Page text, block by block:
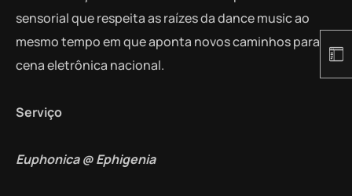
sensorial que respeita as raízes da dance music ao
mesmo tempo em que aponta novos caminhos para a
cena eletrônica nacional.
Serviço
Euphonica @ Ephigenia